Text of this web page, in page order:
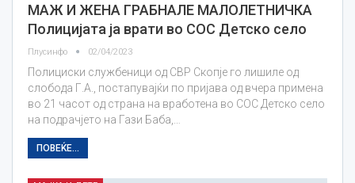
МАЖ И ЖЕНА ГРАБНАЛЕ МАЛОЛЕТНИЧКА
Полицијата ја врати во СОС Детско село
Плусинфо 02/04/2023
Полициски службеници од СВР Скопје го лишиле од
слобода Г.А., постапувајќи по пријава од вчера примена
во 21 часот од страна на вработена во СОС Детско село
на подрачјето на Гази Баба,…
ПОВЕЌЕ...